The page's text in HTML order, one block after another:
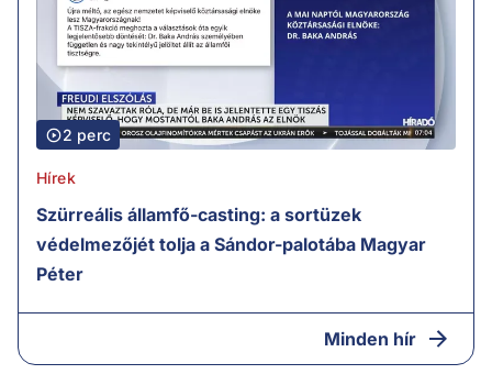
2 perc
Hírek
Szürreális államfő-casting: a sortüzek
védelmezőjét tolja a Sándor-palotába Magyar
Péter
Minden hír